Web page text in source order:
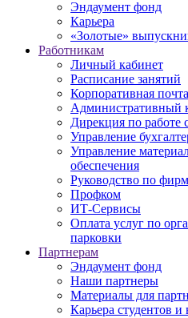
Эндаумент фонд
Карьера
«Золотые»
Работникам
Личный кабинет
Расписание занятий
Корпоративная почта
Административный
Дирекция по работе
Управление
Управление
обеспечения
Руководство по
Профком
ИТ-Сервисы
Оплата услуг по
парковки
Партнерам
Эндаумент фонд
Наши партнеры
Материалы для
Карьера студентов